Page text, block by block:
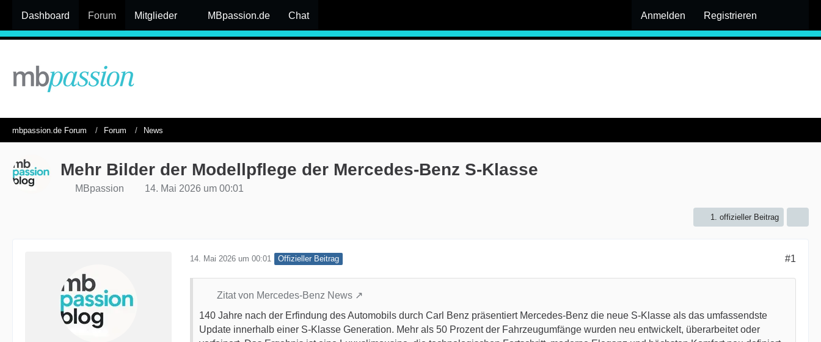
Dashboard Forum Mitglieder MBpassion.de Chat Anmelden Registrieren
mbpassion.de Forum Forum News
Mehr Bilder der Modellpflege der Mercedes-Benz S-Klasse
MBpassion 14. Mai 2026 um 00:01
1. offizieller Beitrag
14. Mai 2026 um 00:01 Offizieller Beitrag #1
Zitat von Mercedes-Benz News
140 Jahre nach der Erfindung des Automobils durch Carl Benz präsentiert Mercedes-Benz die neue S-Klasse als das umfassendste
Update innerhalb einer S-Klasse Generation. Mehr als 50 Prozent der Fahrzeugumfänge wurden neu entwickelt, überarbeitet oder